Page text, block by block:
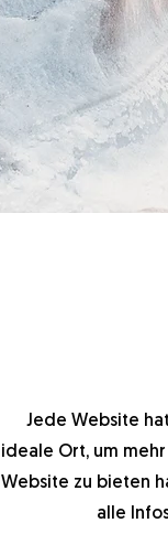
Jede Website
ideale Ort, um
Website zu bieten
alle